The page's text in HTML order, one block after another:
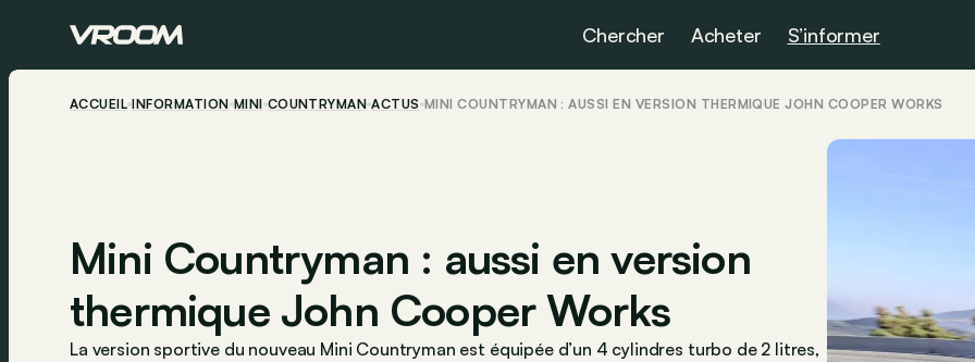
Chercher Acheter S’informer
ACCUEIL INFORMATION MINI COUNTRYMAN ACTUS MINI COUNTRYMAN : AUSSI EN VERSION THERMIQUE JOHN COOPER WORKS
Mini Countryman : aussi en version
thermique John Cooper Works
La version sportive du nouveau Mini Countryman est équipée d’un 4 cylindres turbo de 2 litres,